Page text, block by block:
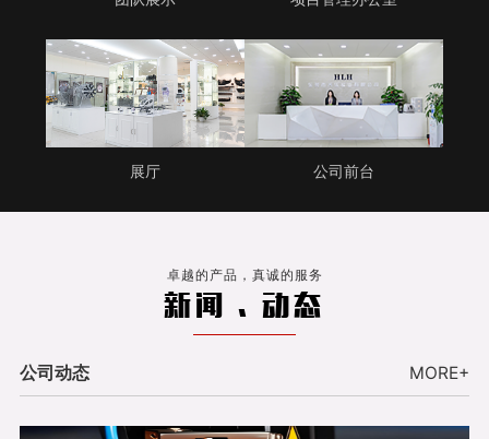
展厅 公司前台
卓越的产品，真诚的服务
新闻 . 动态
公司动态 MORE+